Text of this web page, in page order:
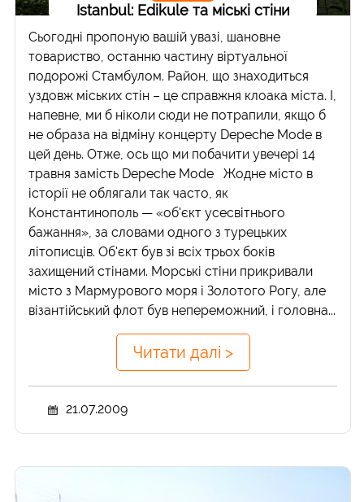
Istanbul: Edikule та міські стіни
Сьогодні пропоную вашій увазі, шановне
товариство, останню частину віртуальної
подорожі Стамбулом. Район, що знаходиться
уздовж міських стін – це справжня клоака міста. І,
напевне, ми б ніколи сюди не потрапили, якщо б
не образа на відміну концерту Depeche Mode в
цей день. Отже, ось що ми побачити увечері 14
травня замість Depeche Mode Жодне місто в
історії не облягали так часто, як
Константинополь — «об'єкт усесвітнього
бажання», за словами одного з турецьких
літописців. Об'єкт був зі всіх трьох боків
захищений стінами. Морські стіни прикривали
місто з Мармурового моря і Золотого Рогу, але
візантійський флот був непереможний, і головна...
Читати далі >
21.07.2009